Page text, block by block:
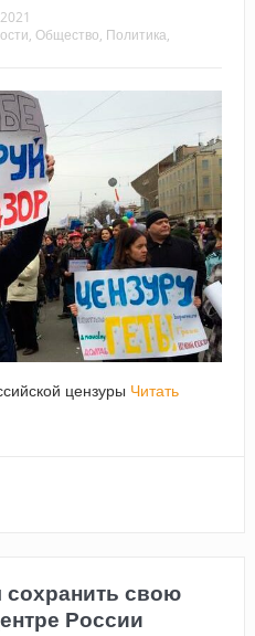
, Общество, Политика,
цензуры Читать
сохранить свою
России